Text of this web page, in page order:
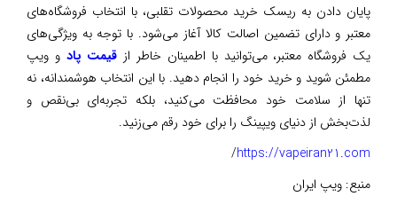
پایان دادن به ریسک خرید محصولات تقلبی، با انتخاب فروشگاه‌های
معتبر و دارای تضمین اصالت کالا آغاز می‌شود. با توجه به ویژگی‌های
یک فروشگاه معتبر، می‌توانید با اطمینان خاطر از قیمت پاد و ویپ
مطمئن شوید و خرید خود را انجام دهید. با این انتخاب هوشمندانه، نه
تنها از سلامت خود محافظت می‌کنید، بلکه تجربه‌ای بی‌نقص و
لذت‌بخش از دنیای ویپینگ را برای خود رقم می‌زنید.
https://vapeiran21.com
/
منبع: ویپ ایران